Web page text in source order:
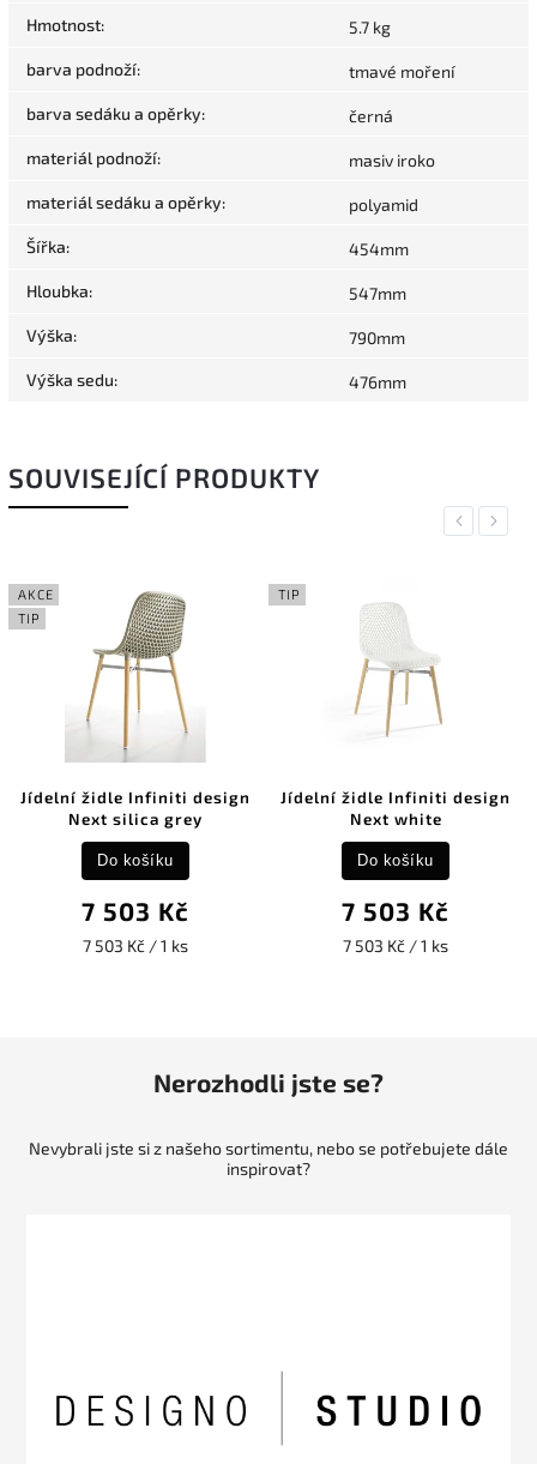
Hmotnost: 5.7 kg
barva podnoží: tmavé moření
barva sedáku a opěrky: černá
materiál podnoží: masiv iroko
materiál sedáku a opěrky: polyamid
Šířka: 454mm
Hloubka: 547mm
Výška: 790mm
Výška sedu: 476mm
SOUVISEJÍCÍ PRODUKTY
Previous
TIP
Jídelní židle Infiniti design
Next white
7 503 Kč
7 503 Kč / 1 ks
Do košíku
AKCE
Venkovní jídelní židle
Infiniti design Next silica
grey
9 363 Kč
Do košíku
Next
Nerozhodli jste se?
Nevybrali jste si z našeho sortimentu, nebo se potřebujete dále
inspirovat?